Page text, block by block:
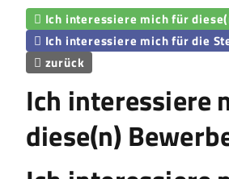
 Ich interessiere mich für
 Ich interessiere mich für die
 zurück
Ich interessiere
diese(n)